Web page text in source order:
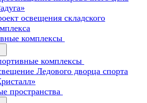
освещения складского
комплексы
комплексы
Ледового дворца спорта
пространства